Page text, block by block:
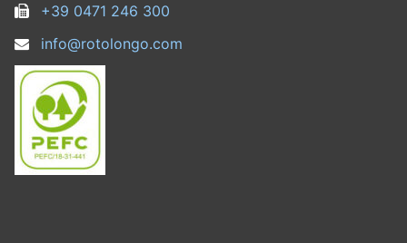
+39 0471 246 300
info@rotolongo.com